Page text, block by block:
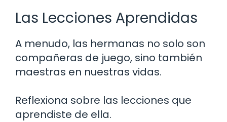
Las Lecciones Aprendidas
A menudo, las hermanas no solo son
compañeras de juego, sino también
maestras en nuestras vidas.
Reflexiona sobre las lecciones que
aprendiste de ella.